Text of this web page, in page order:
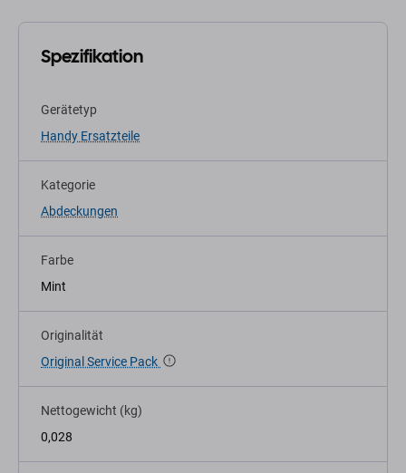
Spezifikation
Gerätetyp
Handy Ersatzteile
Kategorie
Abdeckungen
Farbe
Mint
Originalität
Original Service Pack
Nettogewicht (kg)
0,028